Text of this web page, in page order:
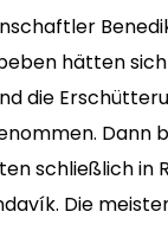
hätten
die
Dann
schließlich in
Die